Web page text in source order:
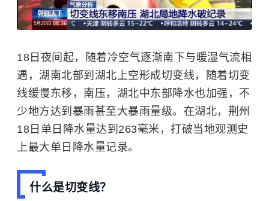
18日夜间起，随着冷空气逐渐南下与暖湿气流相
遇，湖南北部到湖北上空形成切变线，随着切变
线缓慢东移，南压，湖北中东部降水也加强，不
少地方达到暴雨甚至大暴雨量级。在湖北，荆州
18日单日降水量达到263毫米，打破当地观测史
上最大单日降水量记录。
什么是切变线？